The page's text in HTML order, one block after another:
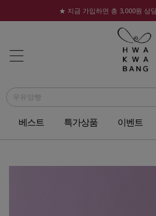
★ 지금 가입하면 총 3,000원 상
베스트 특가상품 이벤트